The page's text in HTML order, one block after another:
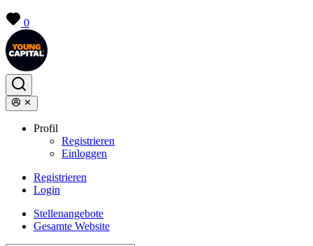
0
Profil
Registrieren
Einloggen
Registrieren
Login
Stellenangebote
Gesamte Website